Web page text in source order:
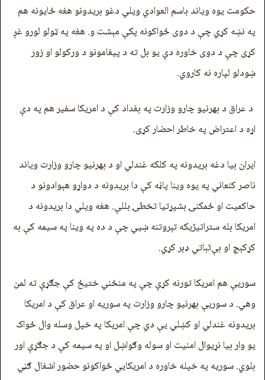
حکومت یوه ویاند باسم العوادي ویلي دغو بریدونو هغه ځایونه هم
په نښه کړي چې د دوی ځواکونه پکې مېشت و. هغه په ټولو لورو غږ
کړی چې د دوی خاوره دې یو بل ته د پیغامونو د ورکولو او زور
ښودلو لپاره نه کاروي.
د عراق د بهرنیو چارو وزارت په بغداد کې د امریکا سفیر هم په دې
اړه د اعتراض په خاطر احضار کړی.
ایران بیا دغه بریدونه په کلکه غندلي او د بهرنیو چارو وزارت ویاند
ناصر کنعاني په یوه وینا پاڼه کې دا بریدونه د دواړو هېوادونو د
حاکمیت او ځمکنۍ بشپړتیا تخطۍ بللې. هغه ویلي دا بریدونه د
امریکا بله ستراتیژیکه تېروتنه ښيي چې د ده په وینا په سیمه کې به
کړکېچ او بې‌ثباتي ډېر کړي.
سوریې هم امریکا تورنه کړې چې په منځني ختیځ کې جګړې ته لمن
وهي. د سوریې بهرنیو چارو وزارت په سوریه او عراق کې د امریکا
بریدونه غندلي او کښلي يې دي چې امریکا په خپل وسله وال ځواک
یو وار بیا نړیوال امنیت او سوله وګواښل او په سیمه کې د جګړې اور
بلوي. سوریه په خپله خاوره د امریکايي ځواکونو حضور اشغال ګڼي